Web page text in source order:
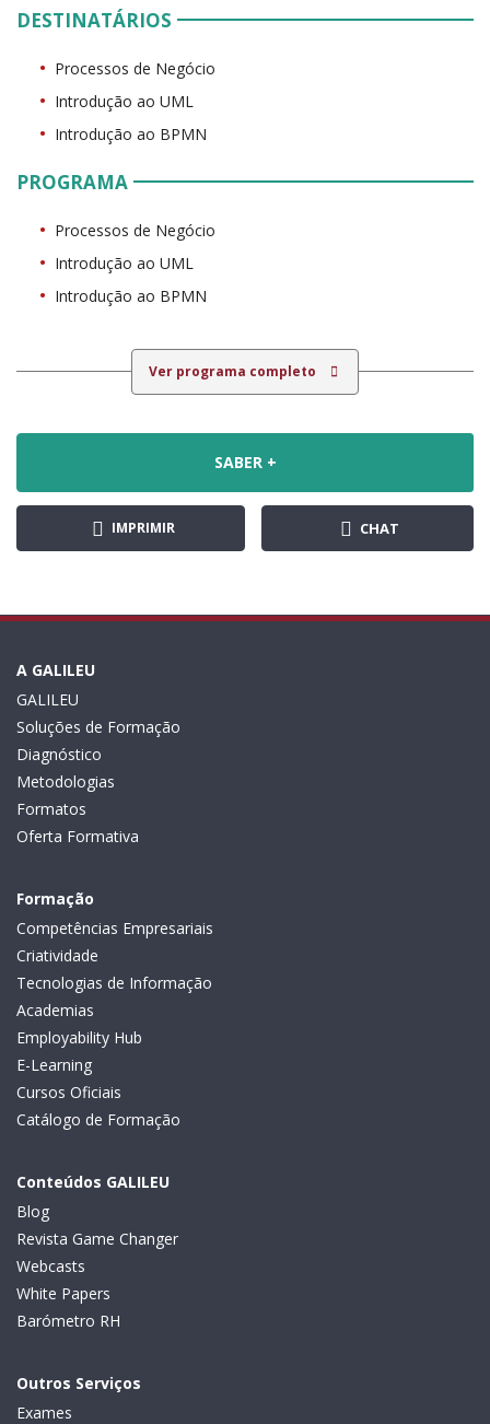
DESTINATÁRIOS
Processos de Negócio
Introdução ao UML
Introdução ao BPMN
PROGRAMA
Processos de Negócio
Introdução ao UML
Introdução ao BPMN
Ver programa completo
SABER +
IMPRIMIR CHAT
A GALILEU
GALILEU
Soluções de Formação
Diagnóstico
Metodologias
Formatos
Oferta Formativa
Formação
Competências Empresariais
Criatividade
Tecnologias de Informação
Academias
Employability Hub
E-Learning
Cursos Oficiais
Catálogo de Formação
Conteúdos GALILEU
Blog
Revista Game Changer
Webcasts
White Papers
Barómetro RH
Outros Serviços
Exames